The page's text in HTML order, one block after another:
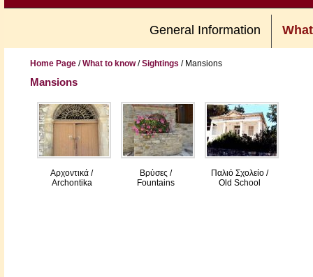
General Information
Home Page/What to know/Sightings / Mansions
Mansions
Αρχοντικά /
Archontika
Βρύσες /
Fountains
Παλιό Σχολείο /
Old School